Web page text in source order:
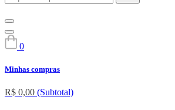
0
Minhas compras
R$ 0,00 (Subtotal)